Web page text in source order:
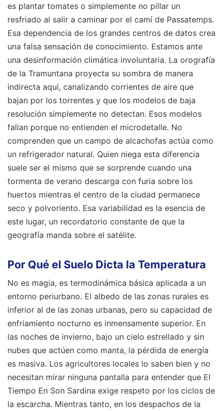
es plantar tomates o simplemente no pillar un
resfriado al salir a caminar por el camí de Passatemps.
Esa dependencia de los grandes centros de datos crea
una falsa sensación de conocimiento. Estamos ante
una desinformación climática involuntaria. La orografía
de la Tramuntana proyecta su sombra de manera
indirecta aquí, canalizando corrientes de aire que
bajan por los torrentes y que los modelos de baja
resolución simplemente no detectan. Esos modelos
fallan porque no entienden el microdetalle. No
comprenden que un campo de alcachofas actúa como
un refrigerador natural. Quien niega esta diferencia
suele ser el mismo que se sorprende cuando una
tormenta de verano descarga con furia sobre los
huertos mientras el centro de la ciudad permanece
seco y polvoriento. Esa variabilidad es la esencia de
este lugar, un recordatorio constante de que la
geografía manda sobre el satélite.
Por Qué el Suelo Dicta la Temperatura
No es magia, es termodinámica básica aplicada a un
entorno periurbano. El albedo de las zonas rurales es
inferior al de las zonas urbanas, pero su capacidad de
enfriamiento nocturno es inmensamente superior. En
las noches de invierno, bajo un cielo estrellado y sin
nubes que actúen como manta, la pérdida de energía
es masiva. Los agricultores locales lo saben bien y no
necesitan mirar ninguna pantalla para entender que El
Tiempo En Son Sardina exige respeto por los ciclos de
la escarcha. Mientras tanto, en los despachos de la